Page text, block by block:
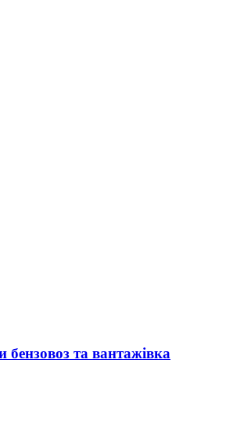
та вантажівка